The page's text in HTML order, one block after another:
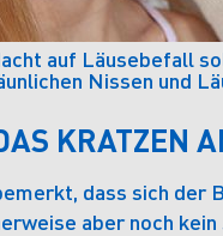
auf Läusebefall
Nissen und
KRATZEN
dass sich
aber noch